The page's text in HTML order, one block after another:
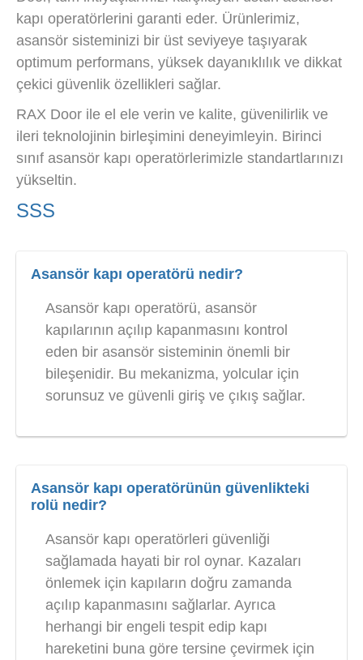
kapı operatörlerini garanti eder. Ürünlerimiz,
asansör sisteminizi bir üst seviyeye taşıyarak
optimum performans, yüksek dayanıklılık ve dikkat
çekici güvenlik özellikleri sağlar.
RAX Door ile el ele verin ve kalite, güvenilirlik ve
ileri teknolojinin birleşimini deneyimleyin. Birinci
sınıf asansör kapı operatörlerimizle standartlarınızı
yükseltin.
SSS
Asansör kapı operatörü nedir?
Asansör kapı operatörü, asansör
kapılarının açılıp kapanmasını kontrol
eden bir asansör sisteminin önemli bir
bileşenidir. Bu mekanizma, yolcular için
sorunsuz ve güvenli giriş ve çıkış sağlar.
Asansör kapı operatörünün güvenlikteki
rolü nedir?
Asansör kapı operatörleri güvenliği
sağlamada hayati bir rol oynar. Kazaları
önlemek için kapıların doğru zamanda
açılıp kapanmasını sağlarlar. Ayrıca
herhangi bir engeli tespit edip kapı
hareketini buna göre tersine çevirmek için